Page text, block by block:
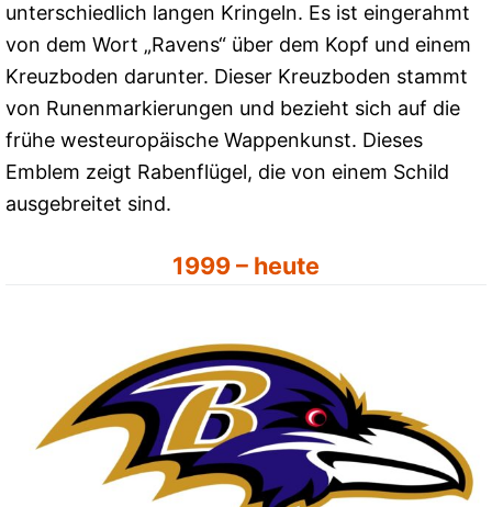
unterschiedlich langen Kringeln. Es ist eingerahmt
von dem Wort „Ravens“ über dem Kopf und einem
Kreuzboden darunter. Dieser Kreuzboden stammt
von Runenmarkierungen und bezieht sich auf die
frühe westeuropäische Wappenkunst. Dieses
Emblem zeigt Rabenflügel, die von einem Schild
ausgebreitet sind.
1999 – heute